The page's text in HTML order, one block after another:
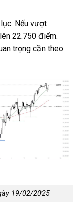
Nếu vượt
22.750 điểm.
trọng cần theo
19/02/2025